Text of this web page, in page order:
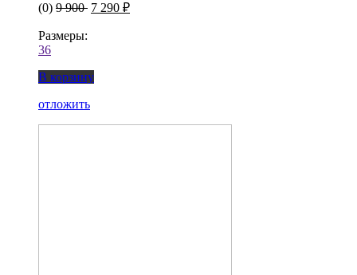
(0) 9 900 7 290 ₽
Размеры:
36
В корзину
отложить